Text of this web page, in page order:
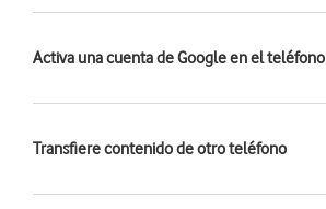
Activa una cuenta de Google en el teléfono
Transfiere contenido de otro teléfono